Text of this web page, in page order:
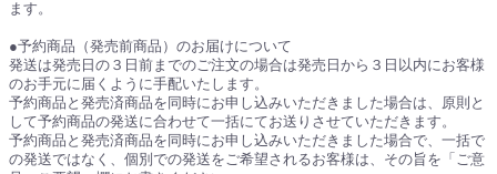
ます。
●予約商品（発売前商品）のお届けについて
発送は発売日の３日前までのご注文の場合は発売日から３日以内にお客様
のお手元に届くように手配いたします。
予約商品と発売済商品を同時にお申し込みいただきました場合は、原則と
して予約商品の発送に合わせて一括にてお送りさせていただきます。
予約商品と発売済商品を同時にお申し込みいただきました場合で、一括で
の発送ではなく、個別での発送をご希望されるお客様は、その旨を「ご意